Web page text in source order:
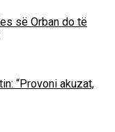
së Orban do të
“Provoni akuzat,